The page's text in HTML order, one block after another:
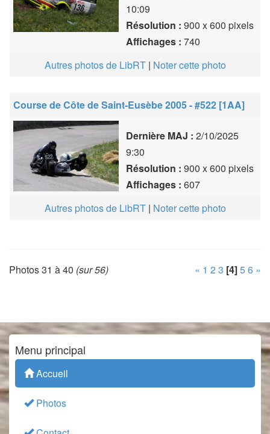
10:09
Résolution : 900 x 600 pixels
Affichages : 740
Autres photos de LibRT| Noter cette photo
Course de Côte de Saint-Eusèbe 2005 - #522 [1AA]
Dernière MAJ : 2/10/2025
9:30
Résolution : 900 x 600 pixels
Affichages : 607
Autres photos de LibRT| Noter cette photo
Photos 31 à 40 (sur 56) « 1 2 3 [4]56 »
Menu principal
Accueil
Photos